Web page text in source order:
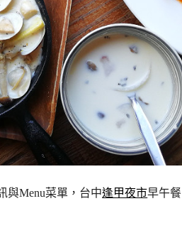
與Menu菜單，台中逢甲夜市早午餐